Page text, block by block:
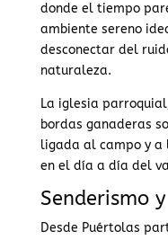
donde el tiempo
ambiente sereno
desconectar del
naturaleza.
La iglesia
bordas ganaderas
ligada al campo y a
en el día a día del
Senderismo
Desde Puértolas